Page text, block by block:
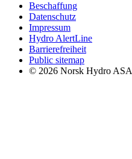
Beschaffung
Datenschutz
Impressum
Hydro AlertLine
Barrierefreiheit
Public sitemap
© 2026 Norsk Hydro ASA